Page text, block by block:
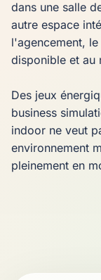
dans une salle
autre espace
l'agencement,
disponible et au
Des jeux
business
indoor ne veut
environnement
pleinement en